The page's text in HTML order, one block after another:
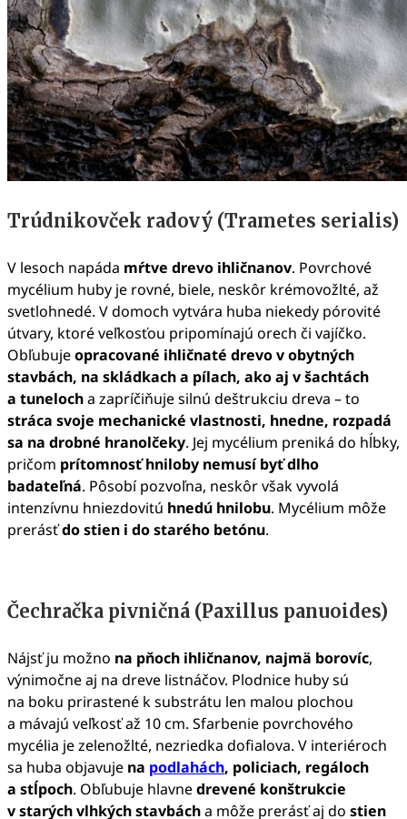
Trúdnikovček radový (Trametes serialis)
V lesoch napáda mŕtve drevo ihličnanov. Povrchové
mycélium huby je rovné, biele, neskôr krémovožlté, až
svetlohnedé. V domoch vytvára huba niekedy pórovité
útvary, ktoré veľkosťou pripomínajú orech či vajíčko.
Obľubujeopracované ihličnaté drevo v obytných
stavbách, na skládkach a pílach, ako aj v šachtách
a tunelocha zapríčiňuje silnú deštrukciu dreva – to
stráca svoje mechanické vlastnosti, hnedne, rozpadá
sa na drobné hranolčeky. Jej mycélium preniká do hĺbky,
pričom prítomnosť hniloby nemusí byť dlho
badateľná. Pôsobí pozvoľna, neskôr však vyvolá
intenzívnu hniezdovitú hnedú hnilobu. Mycélium môže
prerásťdo stien i do starého betónu.
Čechračka pivničná (Paxillus panuoides)
Nájsť ju možno na pňoch ihličnanov, najmä borovíc,
výnimočne aj na dreve listnáčov. Plodnice huby sú
na boku prirastené k substrátu len malou plochou
a mávajú veľkosť až 10 cm. Sfarbenie povrchového
mycélia je zelenožlté, nezriedka dofialova. V interiéroch
sa huba objavuje na podlahách, policiach, regáloch
a stĺpoch. Obľubuje hlavnedrevené konštrukcie
v starých vlhkých stavbácha môže prerásť aj do stien